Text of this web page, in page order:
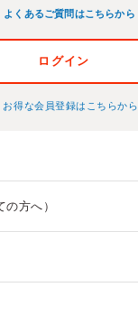
よくあるご質問はこちらから
ログイン
お得な会員登録はこちらから
方へ）